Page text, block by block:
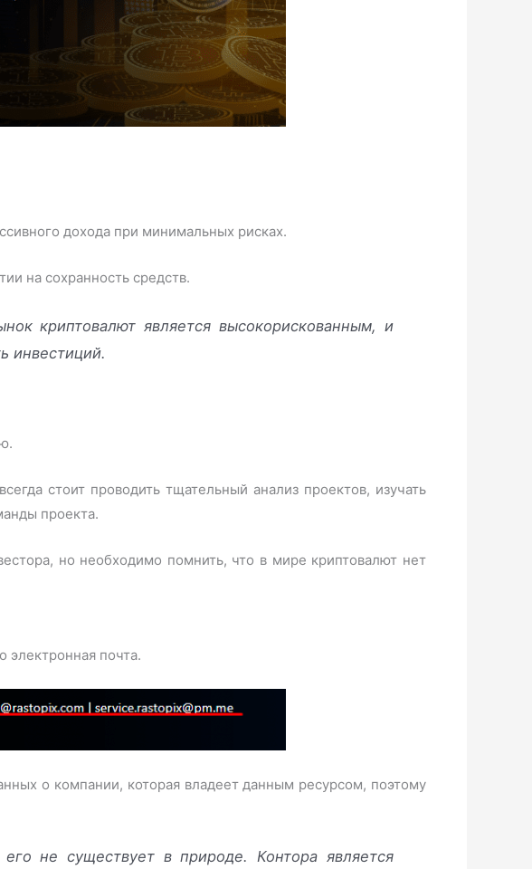
дохода при минимальных рисках.
на сохранность средств.
криптовалют является высокорискованным, и
инвестиций.
стоит проводить тщательный анализ проектов, изучать
проекта.
но необходимо помнить, что в мире криптовалют нет
электронная почта.
о компании, которая владеет данным ресурсом, поэтому
не существует в природе. Контора является